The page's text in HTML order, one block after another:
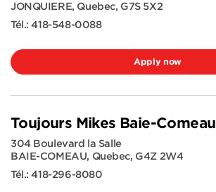
JONQUIERE, Quebec, G7S 5X2
Tél.:418-548-0088
Apply now
Toujours Mikes Baie-Comeau
304 Boulevard la Salle
BAIE-COMEAU, Quebec, G4Z 2W4
Tél.:418-296-8080